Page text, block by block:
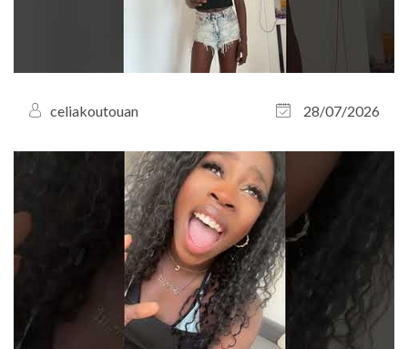
celiakoutouan 28/07/2026